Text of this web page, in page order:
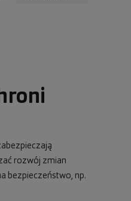
rozwój zmian
bezpieczeństwo, np.